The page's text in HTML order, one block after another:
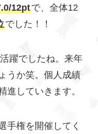
12ptで、全体12
でした！！
躍でしたね。来年
うか笑。個人成績
進していきます。
手権を開催してく